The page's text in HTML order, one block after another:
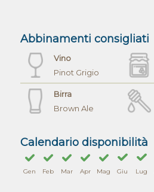
Abbinamenti consigliati
Vino
Pinot Grigio
Birra
Brown Ale
Calendario disponibilità
Gen Feb Mar Apr Mag Giu Lug